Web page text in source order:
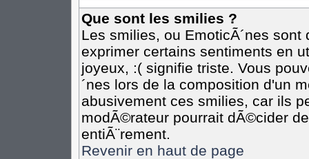
Que sont les smilies ?
Les smilies, ou EmoticÃ´nes
exprimer certains sentiments en
joyeux, :( signifie triste. Vous
´nes lors de la composition d'un
abusivement ces smilies, car ils
modÃ©rateur pourrait dÃ©cider
entiÃ¨rement.
Revenir en haut de page